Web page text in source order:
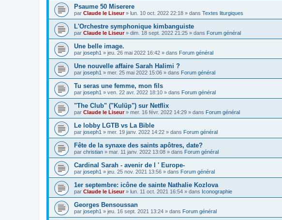
Psaume 50 Miserere
par Claude le Liseur» lun. 10 oct. 2022 22:18 » dans Textes liturgiques
L'Orchestre symphonique kimbanguiste
par Claude le Liseur» dim. 18 sept. 2022 21:25 » dans Forum général
Une belle image.
par joseph1 » jeu. 26 mai 2022 16:42 » dans Forum général
Une nouvelle affaire Sarah Halimi ?
par joseph1 » mer. 25 mai 2022 15:06 » dans Forum général
Tu seras une femme, mon fils
par joseph1 » ven. 22 avr. 2022 18:10 » dans Forum général
"The Club" ("Kulüp") sur Netflix
par Claude le Liseur» mer. 16 févr. 2022 14:29 » dans Forum général
Le lobby LGTB vs La Bible
par joseph1 » mer. 19 janv. 2022 14:22 » dans Forum général
Fête de la synaxe des saints apôtres, date?
par christian » mar. 11 janv. 2022 13:08 » dans Forum général
Cardinal Sarah - avenir de l ' Europe-
par joseph1 » jeu. 25 nov. 2021 13:56 » dans Forum général
1er septembre: icône de sainte Nathalie Kozlova
par Claude le Liseur» lun. 11 oct. 2021 16:54 » dans Iconographie
Georges Bensoussan
par joseph1 » jeu. 16 sept. 2021 13:24 » dans Forum général